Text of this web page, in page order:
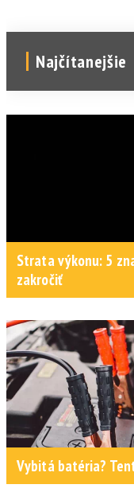
Najčítanejšie
Strata výkonu: 5
zakročiť
Vybitá batéria?